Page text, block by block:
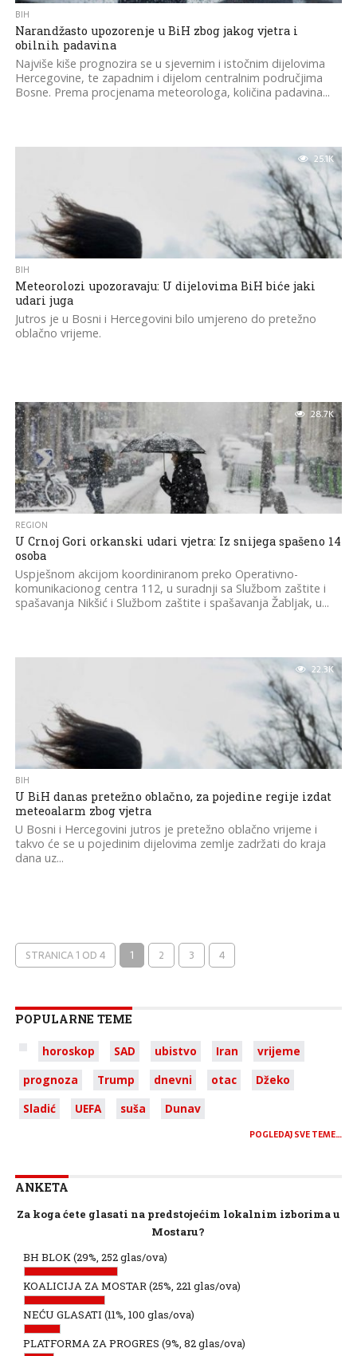
BIH
Narandžasto upozorenje u BiH zbog jakog vjetra i
obilnih padavina
Najviše kiše prognozira se u sjevernim i istočnim dijelovima
Hercegovine, te zapadnim i dijelom centralnim područjima
Bosne. Prema procjenama meteorologa, količina padavina...
25.1K
BIH
Meteorolozi upozoravaju: U dijelovima BiH biće jaki
udari juga
Jutros je u Bosni i Hercegovini bilo umjereno do pretežno
oblačno vrijeme.
28.7K
REGION
U Crnoj Gori orkanski udari vjetra: Iz snijega spašeno 14
osoba
Uspješnom akcijom koordiniranom preko Operativno-
komunikacionog centra 112, u suradnji sa Službom zaštite i
spašavanja Nikšić i Službom zaštite i spašavanja Žabljak, u...
22.3K
BIH
U BiH danas pretežno oblačno, za pojedine regije izdat
meteoalarm zbog vjetra
U Bosni i Hercegovini jutros je pretežno oblačno vrijeme i
takvo će se u pojedinim dijelovima zemlje zadržati do kraja
dana uz...
STRANICA 1 OD 4 1 2 3 4
POPULARNE TEME
horoskop SAD ubistvo Iran
vrijeme
prognoza
Trump dnevni otac
Džeko
Sladić
UEFA suša Dunav
POGLEDAJ SVE TEME…
ANKETA
Za koga ćete glasati na predstojećim lokalnim izborima u
Mostaru?
BH BLOK(29%, 252 glas/ova)
KOALICIJA ZA MOSTAR(25%, 221 glas/ova)
NEĆU GLASATI (11%, 100 glas/ova)
PLATFORMA ZA PROGRES (9%, 82 glas/ova)